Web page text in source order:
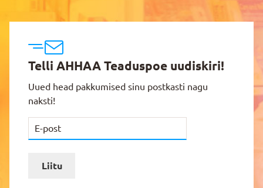
Telli AHHAA Teaduspoe uudiskiri!
Uued head pakkumised sinu postkasti nagu
naksti!
Liitu